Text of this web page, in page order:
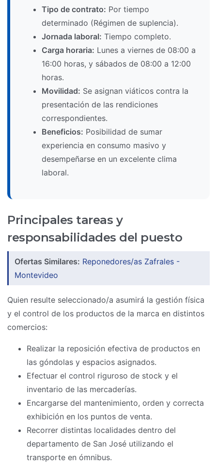
Tipo de contrato: Por tiempo
determinado (Régimen de suplencia).
Jornada laboral: Tiempo completo.
Carga horaria: Lunes a viernes de 08:00 a
16:00 horas, y sábados de 08:00 a 12:00
horas.
Movilidad: Se asignan viáticos contra la
presentación de las rendiciones
correspondientes.
Beneficios: Posibilidad de sumar
experiencia en consumo masivo y
desempeñarse en un excelente clima
laboral.
Principales tareas y
responsabilidades del puesto
Ofertas Similares: Reponedores/as Zafrales -
Montevideo
Quien resulte seleccionado/a asumirá la gestión física
y el control de los productos de la marca en distintos
comercios:
Realizar la reposición efectiva de productos en
las góndolas y espacios asignados.
Efectuar el control riguroso de stock y el
inventario de las mercaderías.
Encargarse del mantenimiento, orden y correcta
exhibición en los puntos de venta.
Recorrer distintas localidades dentro del
departamento de San José utilizando el
transporte en ómnibus.